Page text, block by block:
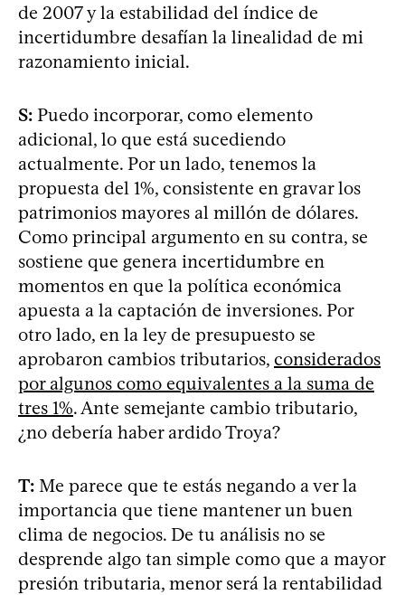
de 2007 y la estabilidad del índice de
incertidumbre desafían la linealidad de mi
razonamiento inicial.
S: Puedo incorporar, como elemento
adicional, lo que está sucediendo
actualmente. Por un lado, tenemos la
propuesta del 1%, consistente en gravar los
patrimonios mayores al millón de dólares.
Como principal argumento en su contra, se
sostiene que genera incertidumbre en
momentos en que la política económica
apuesta a la captación de inversiones. Por
otro lado, en la ley de presupuesto se
aprobaron cambios tributarios, considerados
por algunos como equivalentes a la suma de
tres 1%. Ante semejante cambio tributario,
¿no debería haber ardido Troya?
T: Me parece que te estás negando a ver la
importancia que tiene mantener un buen
clima de negocios. De tu análisis no se
desprende algo tan simple como que a mayor
presión tributaria, menor será la rentabilidad